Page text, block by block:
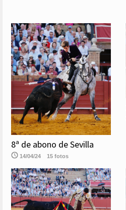
8ª de abono de Sevilla
14/04/24 15 fotos